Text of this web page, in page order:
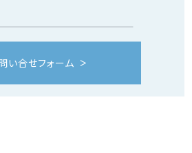
い合せフォーム